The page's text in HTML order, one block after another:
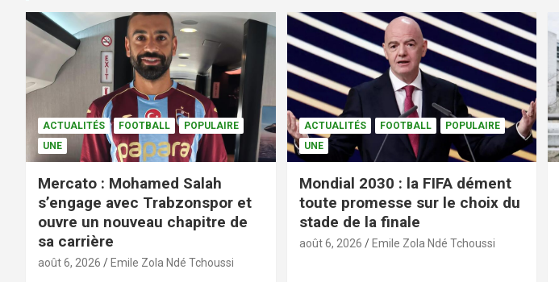
ACTUALITÉS FOOTBALL
POPULAIRE
UNE
Mercato : Mohamed Salah
s’engage avec Trabzonspor et
ouvre un nouveau chapitre de
sa carrière
août 6, 2026 Emile Zola Ndé Tchoussi
ACTUALITÉS FOOTBALL
POPULAIRE
UNE
Mondial 2030 : la FIFA dément
toute promesse sur le choix du
stade de la finale
août 6, 2026 Emile Zola Ndé Tchoussi